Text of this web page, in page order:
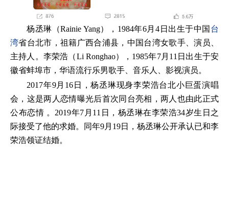
杨丞琳（Rainie Yang），1984年6月4日出生于中国 台
湾省台北市，祖籍广西合浦县，中国台湾女歌手、演员、
主持人。李荣浩（Li Ronghao），1985年7月11日出生于安
徽省蚌埠市，华语流行乐男歌手、音乐人、影视演员。
2017年9月16日，杨丞琳现身李荣浩台北小巨蛋演唱
会，这是两人恋情曝光后首次同台亮相，两人也由此正式
公布恋情 。2019年7月11日，杨丞琳在李荣浩34岁生日之
际接受了他的求婚。同年9月19日，杨丞琳公开承认已和李
荣浩领证结婚。